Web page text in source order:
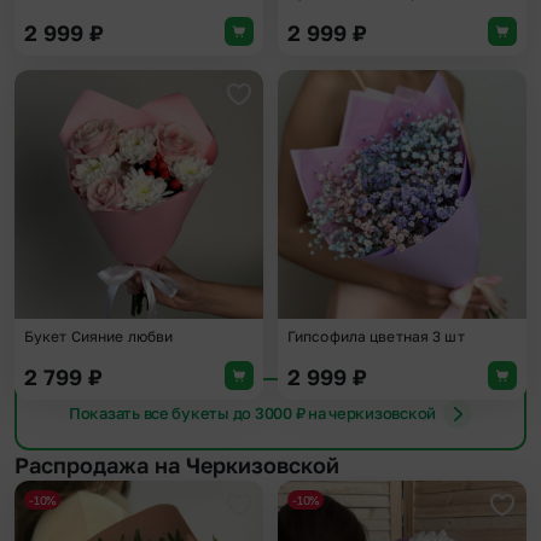
2 999 ₽ 2 999 ₽
Добавить в избранное
Букет Сияние любви
2 799 ₽
Гипсофила цветная 3 шт
2 999 ₽
Показать все букеты до 3000 ₽ на черкизовской
Распродажа на Черкизовской
Добавить в избранное
-10% -10%